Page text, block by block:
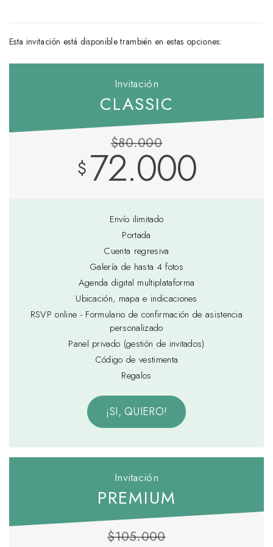
Esta invitación está disponible trambién en estas opciones:
Invitación
CLASSIC
$80.000
$72.000
Envío ilimitado
Portada
Cuenta regresiva
Galería de hasta 4 fotos
Agenda digital multiplataforma
Ubicación, mapa e indicaciones
RSVP online - Formulario de confirmación de asistencia
personalizado
Panel privado (gestión de invitados)
Código de vestimenta
Regalos
¡SI, QUIERO!
Invitación
PREMIUM
$105.000